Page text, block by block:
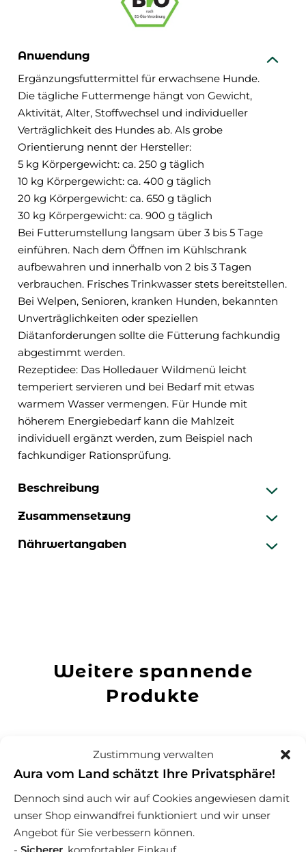
Zustimmung verwalten
Aura vom Land schätzt Ihre Privatsphäre!
Dennoch sind auch wir auf Cookies angewiesen damit
unser Shop einwandfrei funktioniert und wir unser
Angebot für Sie verbessern können.
- Sicherer , komfortabler Einkauf
Anwendung
Ergänzungsfuttermittel für erwachsene Hunde.
Die tägliche Futtermenge hängt von Gewicht,
Aktivität, Alter, Stoffwechsel und individueller
Verträglichkeit des Hundes ab. Als grobe
Orientierung nennt der Hersteller:
5 kg Körpergewicht: ca. 250 g täglich
10 kg Körpergewicht: ca. 400 g täglich
20 kg Körpergewicht: ca. 650 g täglich
30 kg Körpergewicht: ca. 900 g täglich
Bei Futterumstellung langsam über 3 bis 5 Tage
einführen. Nach dem Öffnen im Kühlschrank
aufbewahren und innerhalb von 2 bis 3 Tagen
verbrauchen. Frisches Trinkwasser stets bereitstellen.
Bei Welpen, Senioren, kranken Hunden, bekannten
Unverträglichkeiten oder speziellen
Diätanforderungen sollte die Fütterung fachkundig
abgestimmt werden.
Rezeptidee: Das Holledauer Wildmenü leicht
temperiert servieren und bei Bedarf mit etwas
warmem Wasser vermengen. Für Hunde mit
höherem Energiebedarf kann die Mahlzeit
individuell ergänzt werden, zum Beispiel nach
fachkundiger Rationsprüfung.
Beschreibung
Zusammensetzung
Nährwertangaben
Weitere spannende
Produkte